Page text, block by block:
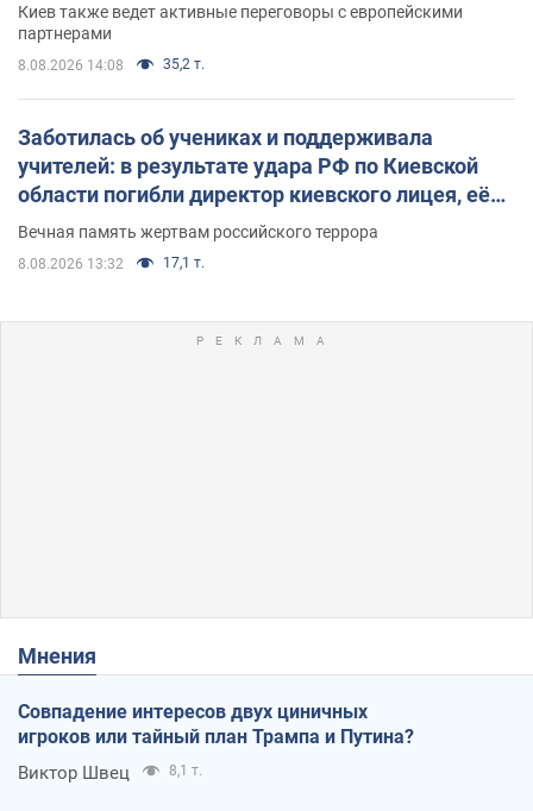
Киев также ведет активные переговоры с европейскими
партнерами
8.08.2026 14:08 35,2 т.
Заботилась об учениках и поддерживала
учителей: в результате удара РФ по Киевской
области погибли директор киевского лицея, её
муж и внук
Вечная память жертвам российского террора
8.08.2026 13:32 17,1 т.
Мнения
Совпадение интересов двух циничных
игроков или тайный план Трампа и Путина?
Виктор Швец 8,1 т.